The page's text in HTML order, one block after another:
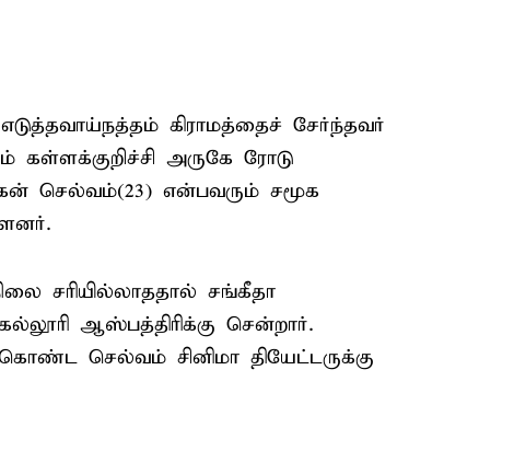
கிராமத்தைச் சேர்ந்தவர்
கள்ளக்குறிச்சி அருகே ரோடு
செல்வம்(23) என்பவரும் சமூக
சரியில்லாததால் சங்கீதா
ஆஸ்பத்திரிக்கு சென்றார்.
செல்வம் சினிமா தியேட்டருக்கு